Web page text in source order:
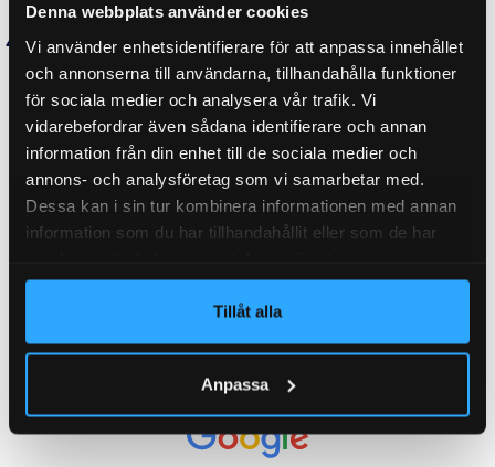
Denna webbplats använder cookies
Vi använder enhetsidentifierare för att anpassa innehållet
och annonserna till användarna, tillhandahålla funktioner
för sociala medier och analysera vår trafik. Vi
vidarebefordrar även sådana identifierare och annan
information från din enhet till de sociala medier och
annons- och analysföretag som vi samarbetar med.
Dessa kan i sin tur kombinera informationen med annan
information som du har tillhandahållit eller som de har
Tillåt alla
Anpassa
LÄNGD GASFJÄDER HOPTRYCKT: 245 mm
WEIGHT 0,340 kg
Recensioner (0)
Relaterade produkter